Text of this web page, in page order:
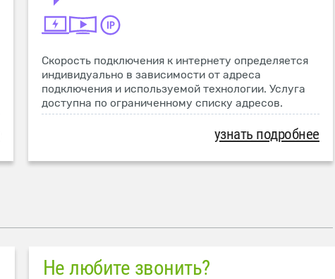
Скорость подключения к интернету определяется
индивидуально в зависимости от адреса
подключения и используемой технологии. Услуга
доступна по ограниченному списку адресов.
узнать подробнее
Не любите звонить?